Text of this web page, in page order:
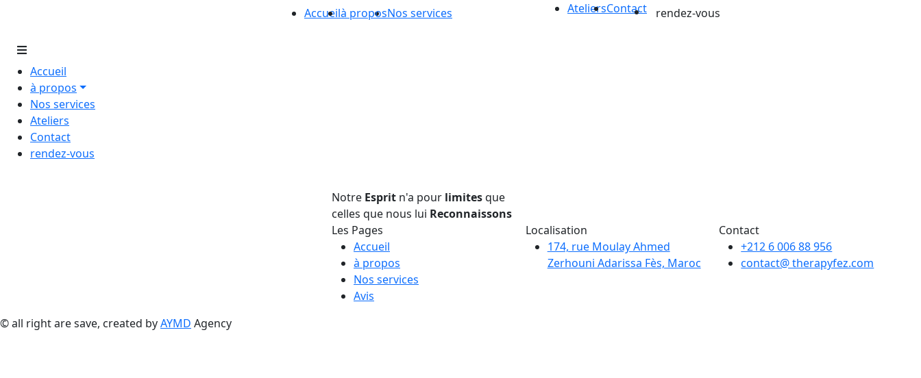
Nos services
à propos
Accueil AteliersContact rendez-vous
Accueil
à propos
Nos services
Ateliers
Contact
rendez-vous
Notre Esprit n'a pour limitesque
celles que nous lui Reconnaissons
Les Pages
Accueil
à propos
Nos services
Avis
Localisation
174, rue Moulay Ahmed
Zerhouni Adarissa Fès, Maroc
Contact
+212 6 006 88 956
contact@ therapyfez.com
© all right are save, created byAYMD Agency